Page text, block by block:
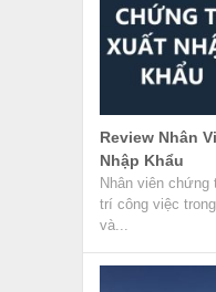
Review Nhân
Nhập Khẩu
Nhân viên
trí công việc
và...